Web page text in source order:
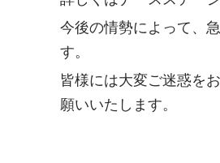
今後の情勢によって、
す。
皆様には大変ご迷惑を
願いいたします。